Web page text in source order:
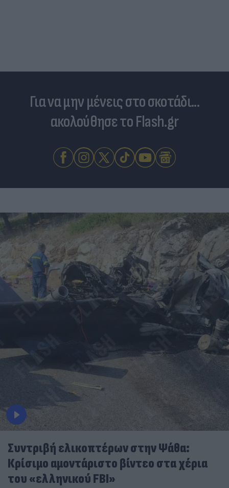
Για να μην μένεις στο σκοτάδι...
ακολούθησε το Flash.gr
Συντριβή ελικοπτέρων στην Ψάθα:
Κρίσιμο αμοντάριστο βίντεο στα χέρια
του «ελληνικού FBI»